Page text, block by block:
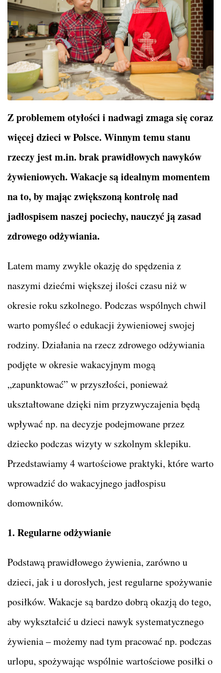
Z problemem otyłości i nadwagi zmaga się coraz
więcej dzieci w Polsce. Winnym temu stanu
rzeczy jest m.in. brak prawidłowych nawyków
żywieniowych. Wakacje są idealnym momentem
na to, by mając zwiększoną kontrolę nad
jadłospisem naszej pociechy, nauczyć ją zasad
zdrowego odżywiania.
Latem mamy zwykle okazję do spędzenia z
naszymi dziećmi większej ilości czasu niż w
okresie roku szkolnego. Podczas wspólnych chwil
warto pomyśleć o edukacji żywieniowej swojej
rodziny. Działania na rzecz zdrowego odżywiania
podjęte w okresie wakacyjnym mogą
„zapunktować” w przyszłości, ponieważ
ukształtowane dzięki nim przyzwyczajenia będą
wpływać np. na decyzje podejmowane przez
dziecko podczas wizyty w szkolnym sklepiku.
Przedstawiamy 4 wartościowe praktyki, które warto
wprowadzić do wakacyjnego jadłospisu
domowników.
1. Regularne odżywianie
Podstawą prawidłowego żywienia, zarówno u
dzieci, jak i u dorosłych, jest regularne spożywanie
posiłków. Wakacje są bardzo dobrą okazją do tego,
aby wykształcić u dzieci nawyk systematycznego
żywienia – możemy nad tym pracować np. podczas
urlopu, spożywając wspólnie wartościowe posiłki o